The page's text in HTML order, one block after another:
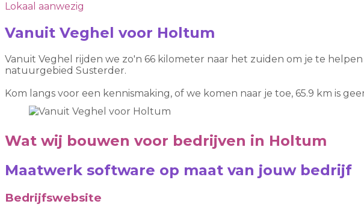
Lokaal aanwezig
Vanuit Veghel voor Holtum
Vanuit Veghel rijden we zo'n 66 kilometer naar het zuiden om je te
natuurgebied Susterder.
Kom langs voor een kennismaking, of we komen naar je toe, 65.9 km is
Wat wij bouwen voor bedrijven in Holtum
Maatwerk software op maat van jouw bedrijf
Bedrijfswebsite